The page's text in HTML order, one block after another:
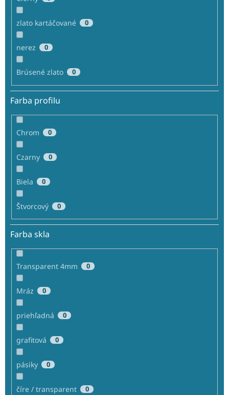
zlato kartáčované 0
nerez 0
Brúsené zlato 0
Farba profilu
Chrom 0
Czarny 0
Biela 0
Štvorcový 0
Farba skla
Transparent 4mm 0
Mráz 0
priehľadná 0
grafitová 0
pásiky 0
číre / transparent 0